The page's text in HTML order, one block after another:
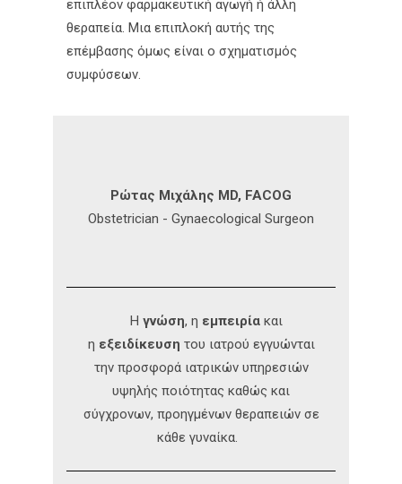
επιπλέον φαρμακευτική αγωγή ή άλλη
θεραπεία. Μια επιπλοκή αυτής της
επέμβασης όμως είναι ο σχηματισμός
συμφύσεων.
Ρώτας Μιχάλης MD, FACOG
Obstetrician - Gynaecological Surgeon
Η γνώση, η εμπειρία και
η εξειδίκευση του ιατρού εγγυώνται
την προσφορά ιατρικών υπηρεσιών
υψηλής ποιότητας καθώς και
σύγχρονων, προηγμένων θεραπειών σε
κάθε γυναίκα.